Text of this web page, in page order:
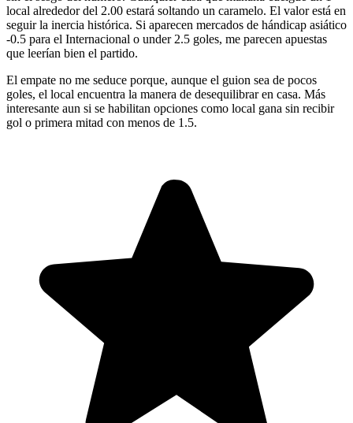
local alrededor del 2.00 estará soltando un caramelo. El valor está en
seguir la inercia histórica. Si aparecen mercados de hándicap asiático
-0.5 para el Internacional o under 2.5 goles, me parecen apuestas
que leerían bien el partido.
El empate no me seduce porque, aunque el guion sea de pocos
goles, el local encuentra la manera de desequilibrar en casa. Más
interesante aun si se habilitan opciones como local gana sin recibir
gol o primera mitad con menos de 1.5.